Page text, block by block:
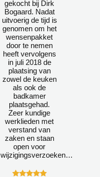
gekocht bij Dirk
Bogaard. Nadat
uitvoerig de tijd is
genomen om het
wensenpakket
door te nemen
heeft vervolgens
in juli 2018 de
plaatsing van
zowel de keuken
als ook de
badkamer
plaatsgehad.
Zeer kundige
werklieden met
verstand van
zaken en staan
open voor
wijzigingsverzoeken…